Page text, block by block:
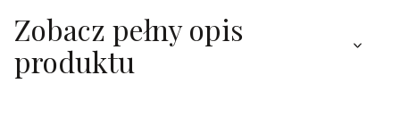
Zobacz pełny opis
produktu